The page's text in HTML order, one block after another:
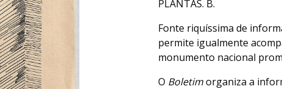
PLANTAS. B.
Fonte riquíssima de
permite igualmente
monumento nacional
O Boletimorganiza a